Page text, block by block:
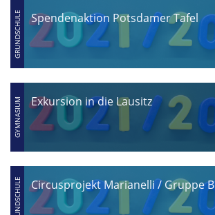
Spendenaktion Potsdamer Tafel
Exkursion in die Lausitz
Circusprojekt Marianelli / Gruppe B